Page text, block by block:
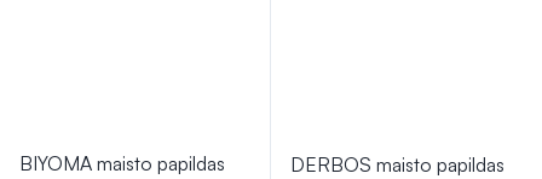
BIYOMA maisto papildas
DERBOS maisto papildas